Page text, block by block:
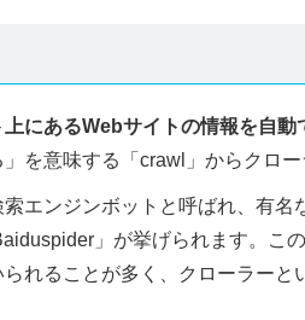
にあるWebサイトの情報を自
を意味する「crawl」からクロー
エンジンボットと呼ばれ、有名
」が挙げられます。こ
れることが多く、クローラーと